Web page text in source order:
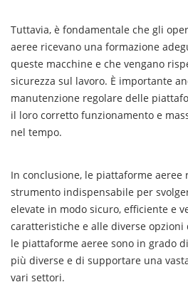
Tuttavia, è fondamentale che gli
aeree ricevano una formazione
queste macchine e che vengano
sicurezza sul lavoro. È importante
manutenzione regolare delle
il loro corretto funzionamento e
nel tempo.
In conclusione, le piattaforme aeree
strumento indispensabile per
elevate in modo sicuro, efficiente e
caratteristiche e alle diverse
le piattaforme aeree sono in grado
più diverse e di supportare una
vari settori.